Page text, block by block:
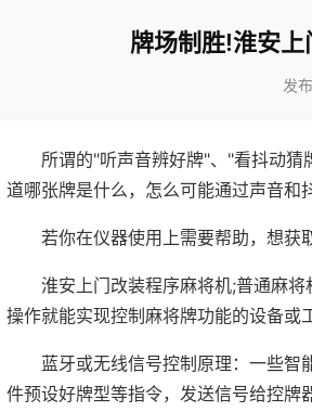
牌场制胜!淮安
发
所谓的"听声音辨好牌"、"看抖动
道哪张牌是什么，怎么可能通过声音和
若你在仪器使用上需要帮助，想获
淮安上门改装程序麻将机;普通麻
操作就能实现控制麻将牌功能的设备或
蓝牙或无线信号控制原理：一些智
件预设好牌型等指令，发送信号给控牌